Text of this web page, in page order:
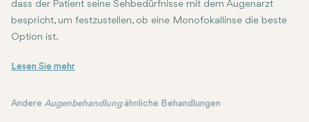
dass der Patient seine Sehbedürfnisse mit dem Augenarzt
bespricht, um festzustellen, ob eine Monofokallinse die beste
Option ist.
Nach der Operation müssen die Patienten die postoperativen
Schlussfolgerung
Andere Augenbehandlungähnliche Behandlungen